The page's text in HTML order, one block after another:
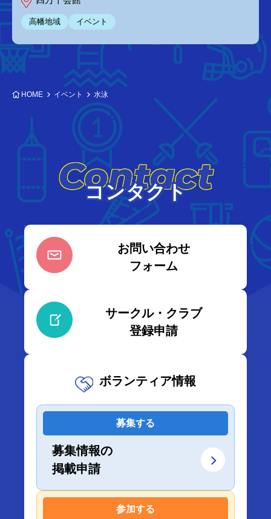
高幡地域 イベント
HOME イベント 水泳
Contact
コンタクト
お問い合わせ
フォーム
サークル・クラブ
登録申請
ボランティア情報
募集する
募集情報の
掲載申請
参加する